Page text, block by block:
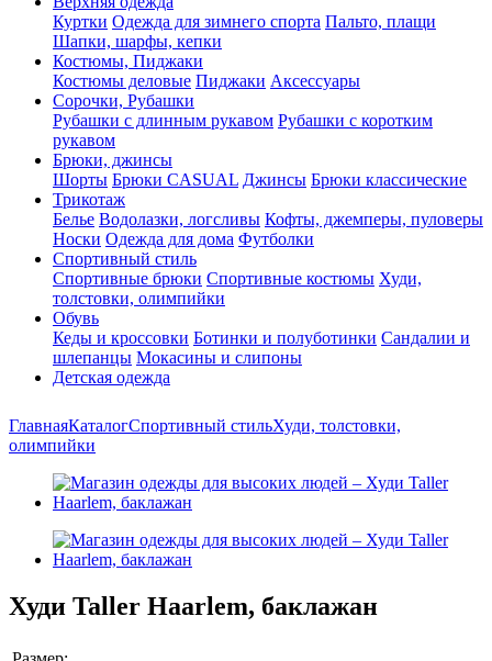
Куртки Одежда для зимнего спорта Пальто, плащи
Шапки, шарфы, кепки
Костюмы, Пиджаки
Костюмы деловые Пиджаки Аксессуары
Сорочки, Рубашки
Рубашки с длинным рукавом Рубашки с коротким
рукавом
Брюки, джинсы
Шорты Брюки CASUAL Джинсы Брюки классические
Трикотаж
Белье Водолазки, логсливы Кофты, джемперы, пуловеры
Носки Одежда для дома Футболки
Спортивный стиль
Спортивные брюки Спортивные костюмы Худи,
толстовки, олимпийки
Обувь
Кеды и кроссовки Ботинки и полуботинки Сандалии и
шлепанцы Мокасины и слипоны
Детская одежда
ГлавнаяКаталогСпортивный стильХуди, толстовки,
олимпийки
Худи Taller Haarlem, баклажан